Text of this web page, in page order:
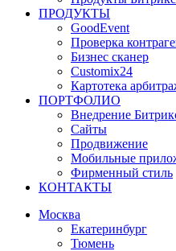
ПРОДУКТЫ
GoodEvent
Проверка
Бизнес сканер
Customix24
Картотека
ПОРТФОЛИО
Внедрение
Сайты
Продвижение
Мобильные
Фирменный стиль
КОНТАКТЫ
Москва
Екатеринбург
Тюмень